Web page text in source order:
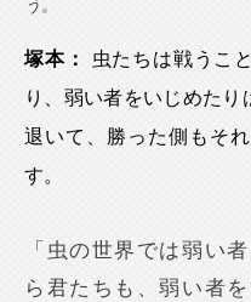
う。
塚本：
虫たちは戦うこ
り、弱い者をいじめた
退いて、勝った側もそ
す。
「虫の世界では弱い
ら君たちも、弱い者